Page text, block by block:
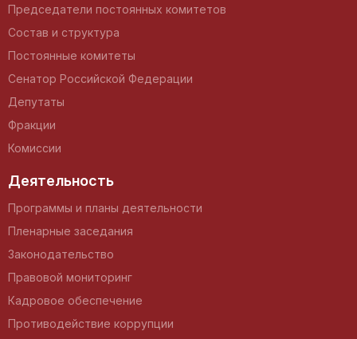
Председатели постоянных комитетов
Состав и структура
Постоянные комитеты
Сенатор Российской Федерации
Депутаты
Фракции
Комиссии
Деятельность
Программы и планы деятельности
Пленарные заседания
Законодательство
Правовой мониторинг
Кадровое обеспечение
Противодействие коррупции